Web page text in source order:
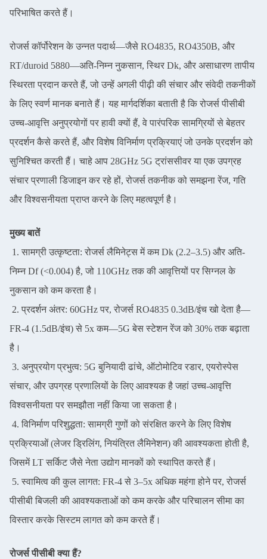
परिभाषित करते हैं।
रोजर्स कॉर्पोरेशन के उन्नत पदार्थ—जैसे RO4835, RO4350B, और
RT/duroid 5880—अति-निम्न नुकसान, स्थिर Dk, और असाधारण तापीय
स्थिरता प्रदान करते हैं, जो उन्हें अगली पीढ़ी की संचार और संवेदी तकनीकों
के लिए स्वर्ण मानक बनाते हैं। यह मार्गदर्शिका बताती है कि रोजर्स पीसीबी
उच्च-आवृत्ति अनुप्रयोगों पर हावी क्यों हैं, वे पारंपरिक सामग्रियों से बेहतर
प्रदर्शन कैसे करते हैं, और विशेष विनिर्माण प्रक्रियाएं जो उनके प्रदर्शन को
सुनिश्चित करती हैं। चाहे आप 28GHz 5G ट्रांससीवर या एक उपग्रह
संचार प्रणाली डिजाइन कर रहे हों, रोजर्स तकनीक को समझना रेंज, गति
और विश्वसनीयता प्राप्त करने के लिए महत्वपूर्ण है।
मुख्य बातें
1. सामग्री उत्कृष्टता: रोजर्स लैमिनेट्स में कम Dk (2.2–3.5) और अति-
निम्न Df (<0.004) है, जो 110GHz तक की आवृत्तियों पर सिग्नल के
नुकसान को कम करता है।
2. प्रदर्शन अंतर: 60GHz पर, रोजर्स RO4835 0.3dB/इंच खो देता है—
FR-4 (1.5dB/इंच) से 5x कम—5G बेस स्टेशन रेंज को 30% तक बढ़ाता
है।
3. अनुप्रयोग प्रभुत्व: 5G बुनियादी ढांचे, ऑटोमोटिव रडार, एयरोस्पेस
संचार, और उपग्रह प्रणालियों के लिए आवश्यक है जहां उच्च-आवृत्ति
विश्वसनीयता पर समझौता नहीं किया जा सकता है।
4. विनिर्माण परिशुद्धता: सामग्री गुणों को संरक्षित करने के लिए विशेष
प्रक्रियाओं (लेजर ड्रिलिंग, नियंत्रित लैमिनेशन) की आवश्यकता होती है,
जिसमें LT सर्किट जैसे नेता उद्योग मानकों को स्थापित करते हैं।
5. स्वामित्व की कुल लागत: FR-4 से 3–5x अधिक महंगा होने पर, रोजर्स
पीसीबी बिजली की आवश्यकताओं को कम करके और परिचालन सीमा का
विस्तार करके सिस्टम लागत को कम करते हैं।
रोजर्स पीसीबी क्या हैं?